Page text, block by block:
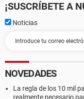
¡SUSCRÍBETE A
Noticias
NOVEDADES
La regla de los 10 mil
realmente necesario